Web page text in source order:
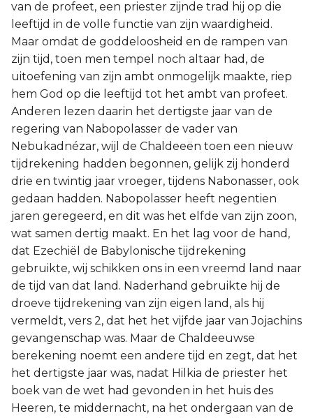
van de profeet, een priester zijnde trad hij op die
leeftijd in de volle functie van zijn waardigheid.
Maar omdat de goddeloosheid en de rampen van
zijn tijd, toen men tempel noch altaar had, de
uitoefening van zijn ambt onmogelijk maakte, riep
hem God op die leeftijd tot het ambt van profeet.
Anderen lezen daarin het dertigste jaar van de
regering van Nabopolasser de vader van
Nebukadnézar, wijl de Chaldeeën toen een nieuw
tijdrekening hadden begonnen, gelijk zij honderd
drie en twintig jaar vroeger, tijdens Nabonasser, ook
gedaan hadden. Nabopolasser heeft negentien
jaren geregeerd, en dit was het elfde van zijn zoon,
wat samen dertig maakt. En het lag voor de hand,
dat Ezechiël de Babylonische tijdrekening
gebruikte, wij schikken ons in een vreemd land naar
de tijd van dat land. Naderhand gebruikte hij de
droeve tijdrekening van zijn eigen land, als hij
vermeldt, vers 2, dat het het vijfde jaar van Jojachins
gevangenschap was. Maar de Chaldeeuwse
berekening noemt een andere tijd en zegt, dat het
het dertigste jaar was, nadat Hilkia de priester het
boek van de wet had gevonden in het huis des
Heeren, te middernacht, na het ondergaan van de